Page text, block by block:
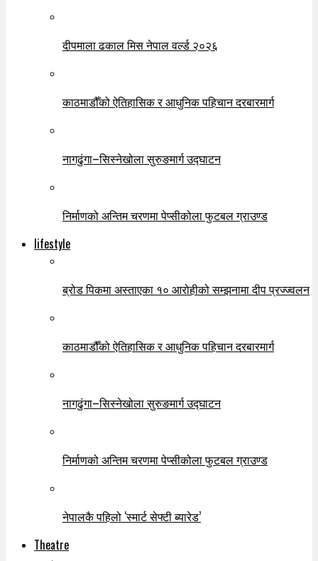
दीपमाला ढकाल मिस नेपाल वर्ल्ड २०२६
काठमाडौँको ऐतिहासिक र आधुनिक पहिचान दरबारमार्ग
नागढुंगा–सिस्नेखोला सुरुङमार्ग उद्घाटन
निर्माणको अन्तिम चरणमा पेप्सीकोला फुटबल ग्राउण्ड
lifestyle
ब्रोड पिकमा अस्ताएका १० आरोहीको सम्झनामा दीप प्रज्ज्वलन
काठमाडौँको ऐतिहासिक र आधुनिक पहिचान दरबारमार्ग
नागढुंगा–सिस्नेखोला सुरुङमार्ग उद्घाटन
निर्माणको अन्तिम चरणमा पेप्सीकोला फुटबल ग्राउण्ड
नेपालकै पहिलो ‘स्मार्ट सेफ्टी ब्यारेड’
Theatre